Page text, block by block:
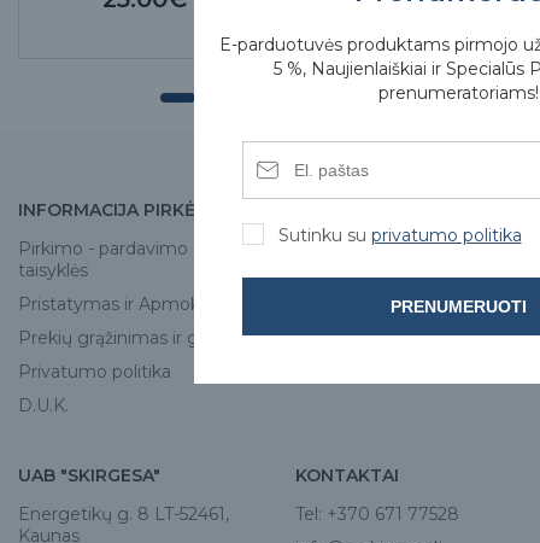
INFORMACIJA PIRKĖJUI
Pirkimo - pardavimo
taisyklės
Pristatymas ir Apmokėjimas
Prekių grąžinimas ir garantija
Privatumo politika
D.U.K.
Apie mus
Skirgesa parduotuvės
UAB "SKIRGESA"
Energetikų g. 8 LT-52461,
Kaunas
KONTAKTAI
Tel: +370 671 77528
E-parduotuvės produktams pirmojo
5 %, Naujienlaiškiai ir Specialūs
prenumeratoriams!
Sutinku su privatumo politika
PRENUMERUOTI